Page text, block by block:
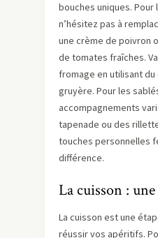
bouches uniques.
n’hésitez pas à
une crème de poivron
de tomates fraîches.
fromage en utilisant du
gruyère. Pour les
accompagnements
tapenade ou des
touches personnelles
différence.
La cuisson :
La cuisson est une
réussir vos apéritifs.